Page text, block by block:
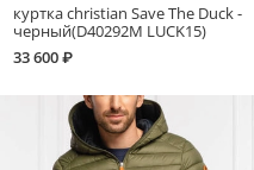
куртка christian Save The Duck -
черный(D40292M LUCK15)
33 600 ₽